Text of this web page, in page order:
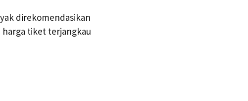
direkomendasikan
tiket terjangkau